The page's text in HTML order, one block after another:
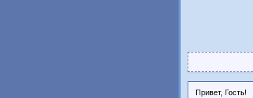
Привет, Гость!